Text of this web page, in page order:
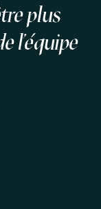
plus
l'équipe